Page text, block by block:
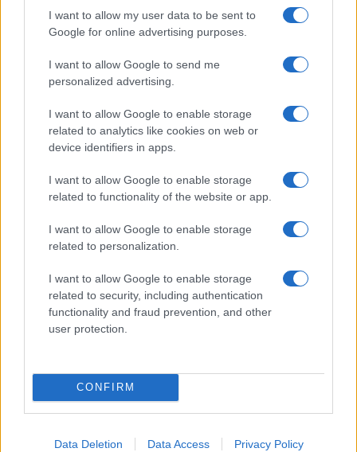
I want to allow my user data to be sent to
Google for online advertising purposes.
I want to allow Google to send me
personalized advertising.
I want to allow Google to enable storage
related to analytics like cookies on web or
device identifiers in apps.
I want to allow Google to enable storage
related to functionality of the website or app.
I want to allow Google to enable storage
related to personalization.
I want to allow Google to enable storage
related to security, including authentication
functionality and fraud prevention, and other
user protection.
CONFIRM
Data Deletion Data Access Privacy Policy
22. oktober 2018
Korošica absolutna prvakinja na prvem Tekmovanju
21. oktober 2018